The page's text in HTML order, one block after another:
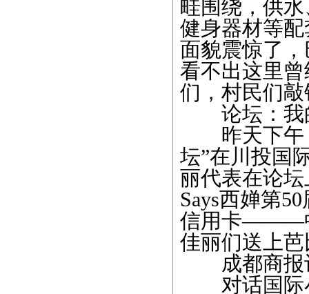
畦围绕，供
健身器材等
面貌震惊了
看不出这里
们，村民们
论坛：我
昨天下午，
坛”在川投国
丽代表在论坛
Says西婵第
信用卡———
佳丽们送上
成都商报
对话国际